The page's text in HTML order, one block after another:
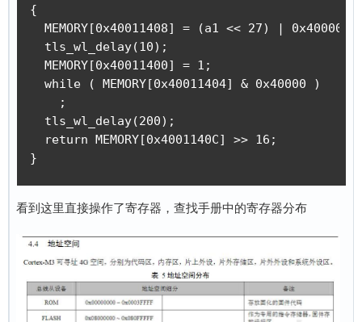
    v5 = tls_os_set_critical(v8);
    if ( v2 == 2 )
v6 = MEMORY[0x40001400] & 0xFFFEFF3F |
    else
v6 = MEMORY[0x40001400] & 0xFFFFFF3F |
    goto LABEL_8;
  }
LABEL_9:
  result = &hed_rf_current_channel;
  return result;
}
{
MEMORY[0x40011408] = (a1 << 27) |
  tls_wl_delay(10);
  MEMORY[0x40011400] = 1;
  while ( MEMORY[0x40011404] & 0x40000 )
    ;
  tls_wl_delay(200);
  return MEMORY[0x4001140C] >> 16;
}
看到这里直接操作了寄存器，查找手册中的寄存器分布